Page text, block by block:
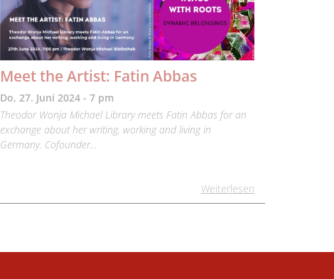
Meet the Artist: Fatin Abbas
Do, 27. Juni 2024 - 7 pm
Theodor Wonja Michael Library meets Fatin Abbas for an
exchange about her writing, working and living in
Germany. Cofounder…
Weiterlesen